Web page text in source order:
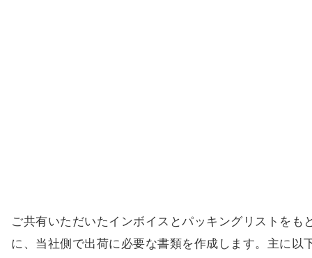
ご共有いただいたインボイスとパッキングリストをも
に、当社側で出荷に必要な書類を作成します。主に以